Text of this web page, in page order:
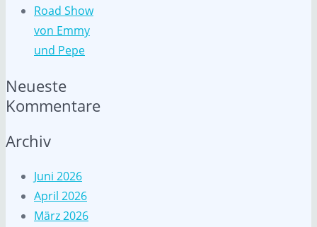
Road Show
von Emmy
und Pepe
Neueste
Kommentare
Archiv
Juni 2026
April 2026
März 2026